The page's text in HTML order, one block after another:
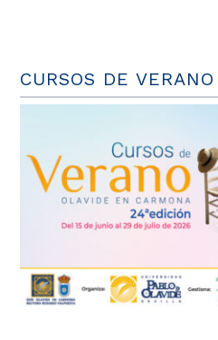
CURSOS DE